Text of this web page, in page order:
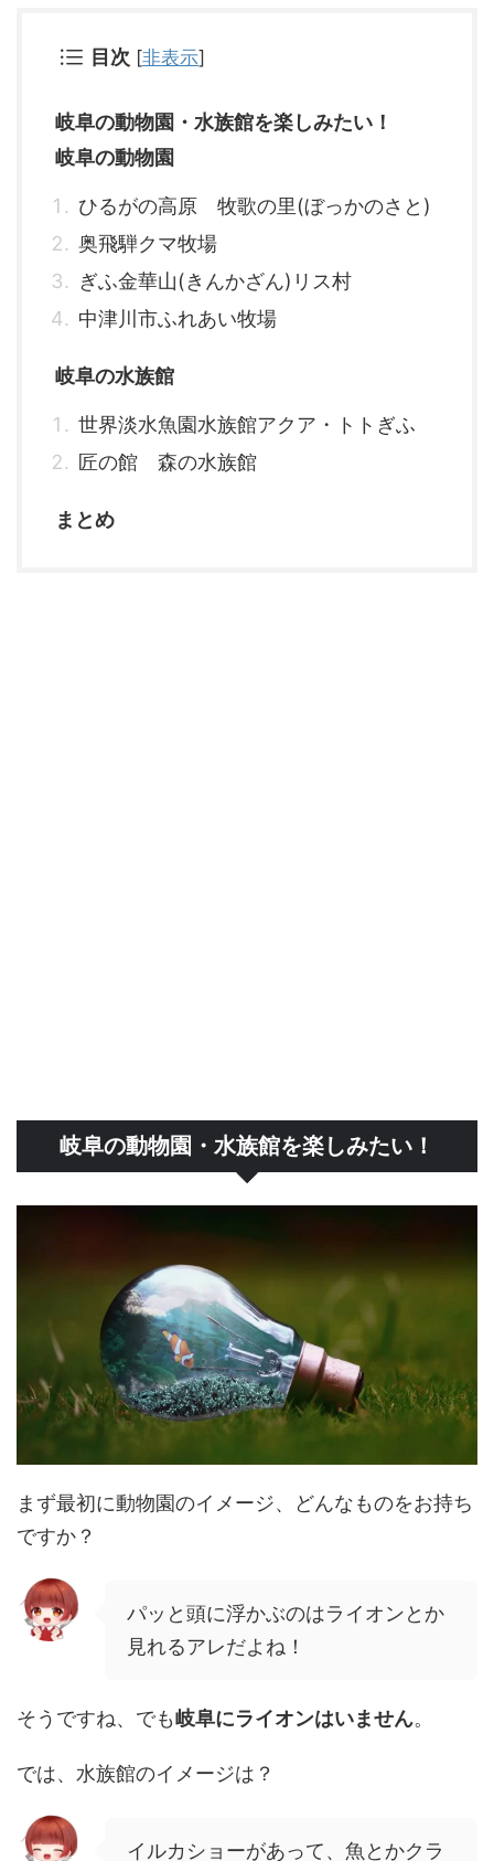
目次 [非表示]
岐阜の動物園・水族館を楽しみたい！
岐阜の動物園
ひるがの高原 牧歌の里(ぼっかのさと)
奥飛騨クマ牧場
ぎふ金華山(きんかざん)リス村
中津川市ふれあい牧場
岐阜の水族館
世界淡水魚園水族館アクア・トトぎふ
匠の館 森の水族館
まとめ
岐阜の動物園・水族館を楽しみたい！
まず最初に動物園のイメージ、どんなものをお持ち
ですか？
パッと頭に浮かぶのはライオンとか
見れるアレだよね！
そうですね、でも岐阜にライオンはいません。
では、水族館のイメージは？
イルカショーがあって、魚とかクラ